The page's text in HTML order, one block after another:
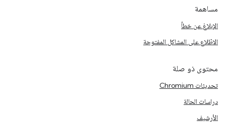
مساهمة
الإبلاغ عن خطأ
الاطّلاع على المشاكل المفتوحة
محتوى ذو صلة
تحديثات Chromium
دراسات الحالة
الأرشيف